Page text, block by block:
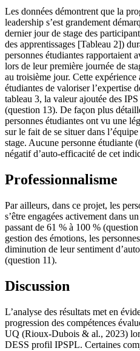
Les données démontrent que la
leadership s’est grandement
dernier jour de stage des
des apprentissages [Tableau 2])
personnes étudiantes rapportaient
lors de leur première journée de
au troisième jour. Cette expérience
étudiantes de valoriser l’expertise
tableau 3, la valeur ajoutée des
(question 13). De façon plus
personnes étudiantes ont vu une
sur le fait de se situer dans
stage. Aucune personne étudiante
négatif d’auto-efficacité de cet
Professionnalisme
Par ailleurs, dans ce projet, les
s’être engagées activement dans
passant de 61 % à 100 %
gestion des émotions, les
diminution de leur sentiment
(question 11).
Discussion
L’analyse des résultats met en
progression des compétences
UQ (Rioux-Dubois & al., 2023)
DESS profil IPSPL. Certaines